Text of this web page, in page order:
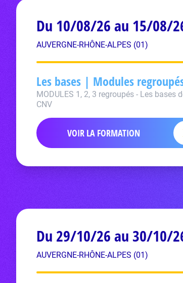
Du 10/08/26 au 15/08/
AUVERGNE-RHÔNE-ALPES (01)
Les bases | Modules
MODULES 1, 2, 3 regroupés - Les bases
CNV
VOIR LA FORMATION
Du 29/10/26 au 30/10/
AUVERGNE-RHÔNE-ALPES (01)